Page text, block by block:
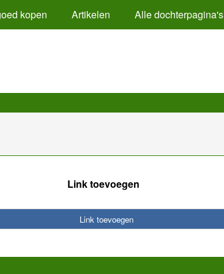
kopen Artikelen Alle dochterpagina's
Link toevoegen
Link toevoegen